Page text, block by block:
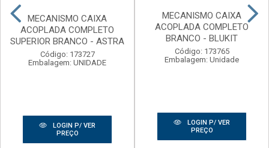
MECANISMO CAIXA
ACOPLADA COMPLETO
SUPERIOR BRANCO - ASTRA
Código: 173727
Embalagem: UNIDADE
LOGIN P/ VER
PREÇO
MECANISMO CAIXA
ACOPLADA COMPLETO
BRANCO - BLUKIT
Código: 173765
Embalagem: Unidade
LOGIN P/ VER
PREÇO